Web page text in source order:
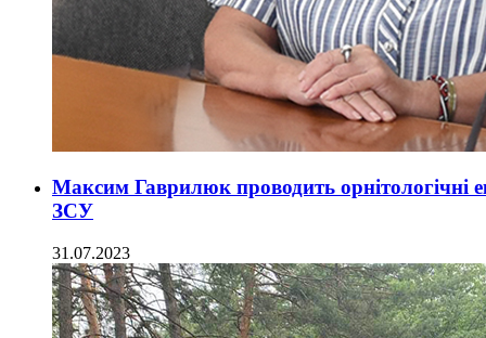
Максим Гаврилюк проводить орнітологічні
ЗСУ
31.07.2023